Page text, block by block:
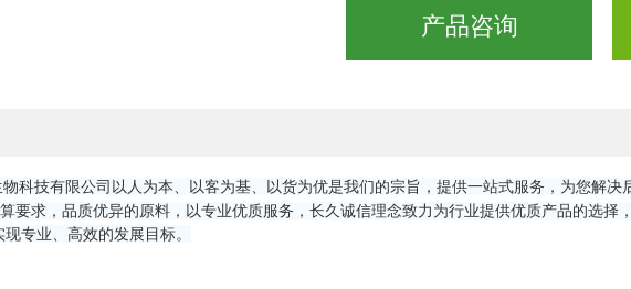
产品咨询
物科技有限公司以人为本、以客为基、以货为优是我们的宗旨，提供一站式服务，为您解
要求，品质优异的原料，以专业优质服务，长久诚信理念致力为行业提供优质产品的选择
专业、高效的发展目标。